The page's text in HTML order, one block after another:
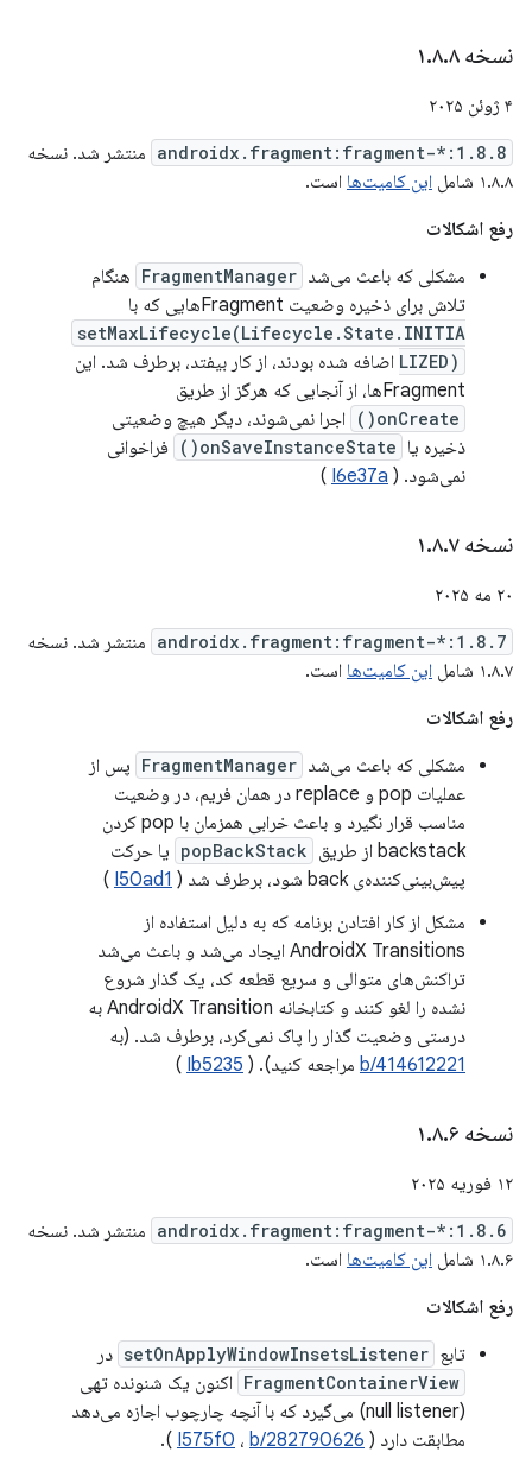
نسخه ۱ .۸.۸
۴ ژوئن ۲۰۲۵
androidx.fragment:fragment-*:1.8.8 منتشر شد. نسخه
۱.۸.۸ شامل
این کامیت‌ها است.
رفع اشکالات
مشکلی که باعث می‌شد FragmentManager هنگام
تلاش برای ذخیره وضعیت Fragmentهایی که با
setMaxLifecycle(Lifecycle.State.INITIA
LIZED) اضافه شده بودند، از کار بیفتد، برطرف شد. این
Fragmentها، از آنجایی که هرگز از طریق
onCreate()
اجرا نمی‌شوند، دیگر هیچ وضعیتی
ذخیره یا onSaveInstanceState()
فراخوانی
نمی‌شود. ( I6e37a
)
نسخه ۱ .۸.۷
۲۰ مه ۲۰۲۵
androidx.fragment:fragment-*:1.8.7 منتشر شد. نسخه
۱.۸.۷ شامل
این کامیت‌ها است.
رفع اشکالات
مشکلی که باعث می‌شد FragmentManager پس از
عملیات pop و replace در همان فریم، در وضعیت
مناسب قرار نگیرد و باعث خرابی همزمان با pop کردن
backstack از طریق
popBackStack یا حرکت
پیش‌بینی‌کننده‌ی back شود، برطرف شد (
I50ad1
)
مشکل از کار افتادن برنامه که به دلیل استفاده از
AndroidX Transitions ایجاد می‌شد و باعث می‌شد
تراکنش‌های متوالی و سریع قطعه کد، یک گذار شروع
نشده را لغو کنند و کتابخانه AndroidX Transition به
درستی وضعیت گذار را پاک نمی‌کرد، برطرف شد. (به
b/414612221 مراجعه کنید). ( Ib5235
)
نسخه ۱ .۸.۶
۱۲ فوریه ۲۰۲۵
androidx.fragment:fragment-*:1.8.6 منتشر شد. نسخه
۱.۸.۶ شامل
این کامیت‌ها است.
رفع اشکالات
تابع setOnApplyWindowInsetsListener در
FragmentContainerView اکنون یک شنونده تهی
(null listener) می‌گیرد که با آنچه چارچوب اجازه می‌دهد
مطابقت دارد (
I575f0 ، b/282790626
).